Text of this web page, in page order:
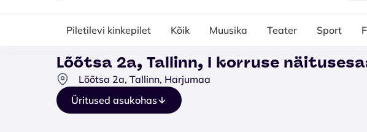
Piletilevi kinkepilet Kõik Muusika Teater Sport
Lõõtsa 2a, Tallinn, I korruse
Lõõtsa 2a, Tallinn, Harjumaa
Üritused asukohas